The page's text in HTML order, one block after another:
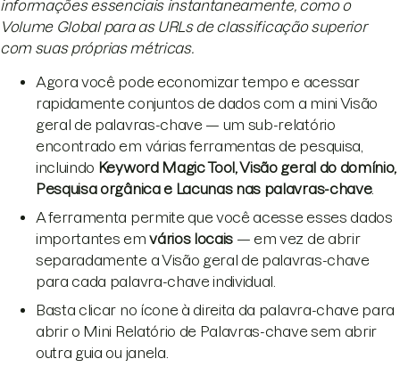
informações essenciais instantaneamente, como o
Volume Global para as URLs de classificação superior
com suas próprias métricas.
Agora você pode economizar tempo e acessar
rapidamente conjuntos de dados com a mini Visão
geral de palavras-chave — um sub-relatório
encontrado em várias ferramentas de pesquisa,
incluindo Keyword Magic Tool, Visão geral do domínio,
Pesquisa orgânica e Lacunas nas palavras-chave.
A ferramenta permite que você acesse esses dados
importantes emvários locais — em vez de abrir
separadamente a Visão geral de palavras-chave
para cada palavra-chave individual.
Basta clicar no ícone à direita da palavra-chave para
abrir o Mini Relatório de Palavras-chave sem abrir
outra guia ou janela.